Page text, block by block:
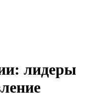
лидеры